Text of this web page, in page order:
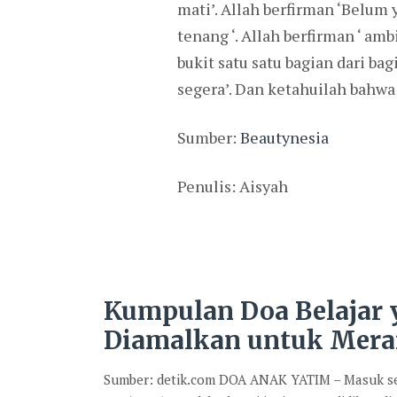
mati’. Allah berfirman
tenang ‘. Allah berfirman ‘
bukit satu satu bagian dari
segera’. Dan ketahuilah
Sumber: Beautynesia
Penulis: Aisyah
Kumpulan Doa Belajar
Diamalkan untuk
Sumber: detik.com DOA ANAK YATIM – Masuk